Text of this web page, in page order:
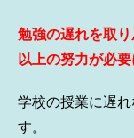
勉強の遅れを取
以上の努力が必
学校の授業に遅
す。